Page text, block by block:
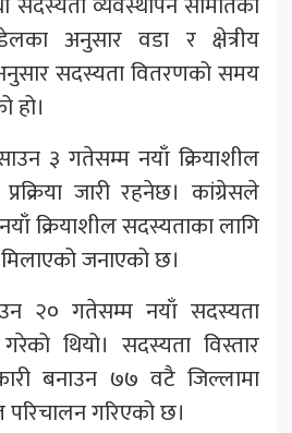
अनुसार वडा र क्षेत्रीय
सदस्यता वितरणको समय
हो।
३ गतेसम्म नयाँ क्रियाशील
जारी रहनेछ। कांग्रेसले
क्रियाशील सदस्यताका लागि
जनाएको छ।
२० गतेसम्म नयाँ सदस्यता
थियो। सदस्यता विस्तार
बनाउन ७७ वटै जिल्लामा
परिचालन गरिएको छ।